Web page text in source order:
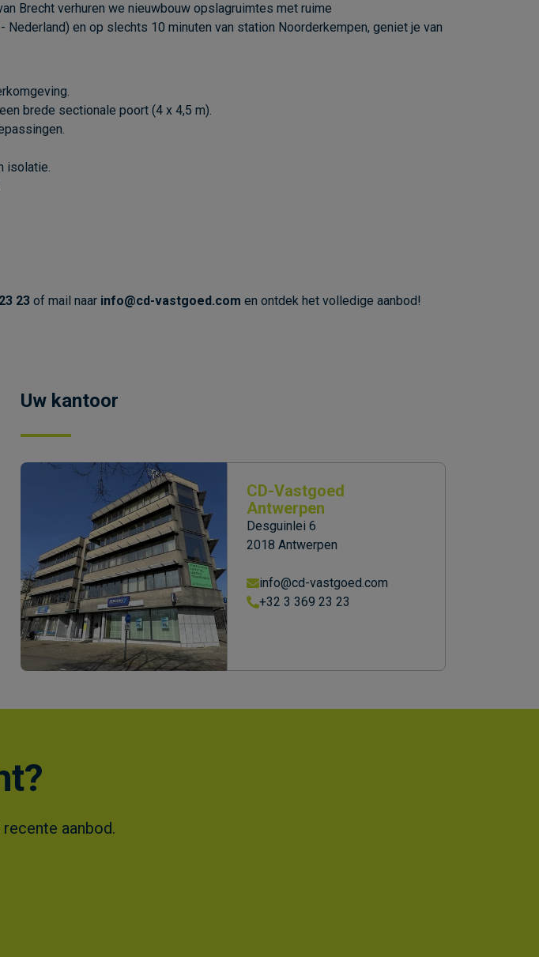
Brecht verhuren we nieuwbouw opslagruimtes met ruime
en op slechts 10 minuten van station Noorderkempen, geniet je van
brede sectionale poort (4 x 4,5 m).
isolatie.
23 of mail naar info@cd-vastgoed.com en ontdek het volledige aanbod!
Uw kantoor
CD-Vastgoed
Antwerpen
Desguinlei 6
2018 Antwerpen
info@cd-vastgoed.com
+32 3 369 23 23
aanbod.